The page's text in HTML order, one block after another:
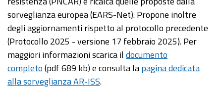
sorveglianza europea (EARS-Net). Propone inoltre
degli aggiornamenti rispetto al protocollo precedente
(Protocollo 2025 - versione 17 febbraio 2025). Per
maggiori informazioni scarica ildocumento
completo(pdf 689 kb) e consulta lapagina dedicata
alla sorveglianza AR-ISS.